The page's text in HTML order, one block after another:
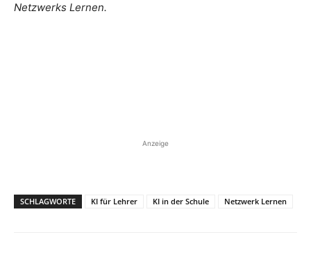
Netzwerks Lernen.
Anzeige
SCHLAGWORTE KI für Lehrer KI in der Schule Netzwerk Lernen